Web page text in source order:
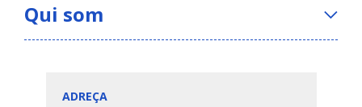
Qui som
ADREÇA